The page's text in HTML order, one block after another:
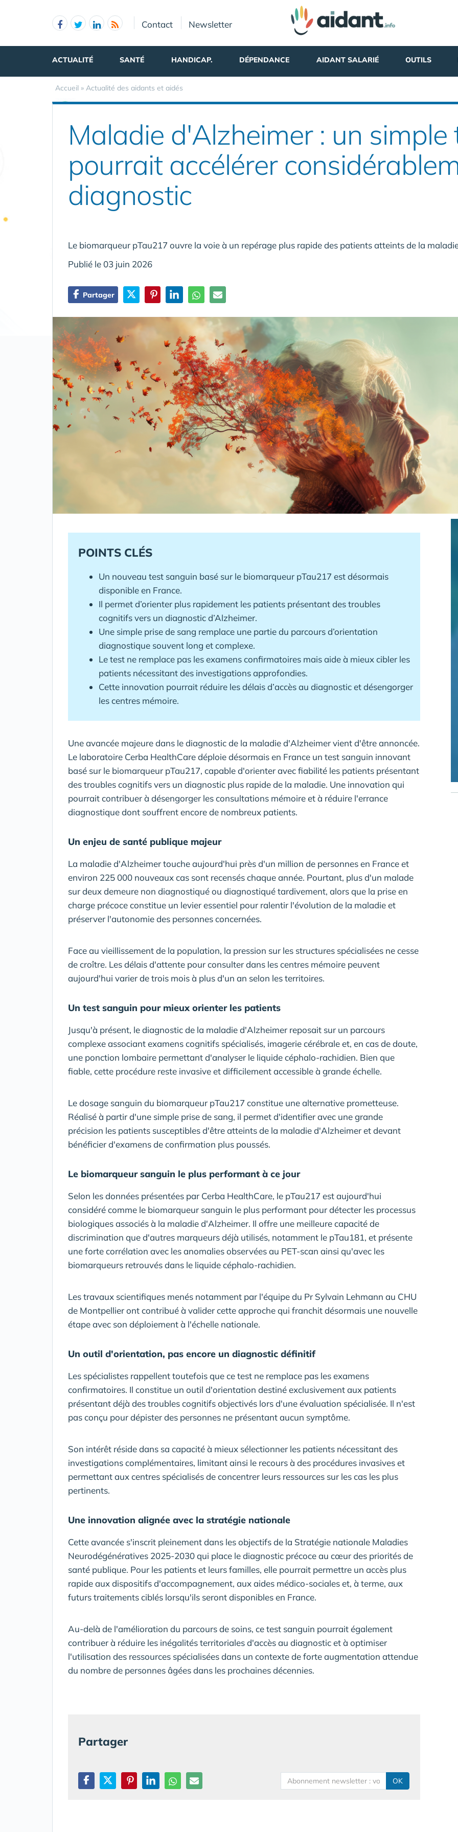
Contact Newsletter
ACTUALITÉ SANTÉ HANDICAP. DÉPENDANCE AIDANT SALARIÉ OUTILS
Accueil » Actualité des aidants et aidés
Maladie d'Alzheimer : un
pourrait accélérer
diagnostic
Le biomarqueur pTau217 ouvre la voie à un repérage plus rapide des patients atteints de la
Publié le 03 juin 2026
Partager
POINTS CLÉS
Un nouveau test sanguin basé sur le biomarqueur pTau217 est désormais
disponible en France.
Il permet d’orienter plus rapidement les patients présentant des troubles
cognitifs vers un diagnostic d’Alzheimer.
Une simple prise de sang remplace une partie du parcours d’orientation
diagnostique souvent long et complexe.
Le test ne remplace pas les examens confirmatoires mais aide à mieux cibler les
patients nécessitant des investigations approfondies.
Cette innovation pourrait réduire les délais d’accès au diagnostic et désengorger
les centres mémoire.
Une avancée majeure dans le diagnostic de la maladie d'Alzheimer vient d'être annoncée.
Le laboratoire Cerba HealthCare déploie désormais en France un test sanguin innovant
basé sur le biomarqueur pTau217, capable d'orienter avec fiabilité les patients présentant
des troubles cognitifs vers un diagnostic plus rapide de la maladie. Une innovation qui
pourrait contribuer à désengorger les consultations mémoire et à réduire l'errance
diagnostique dont souffrent encore de nombreux patients.
Un enjeu de santé publique majeur
La maladie d'Alzheimer touche aujourd'hui près d'un million de personnes en France et
environ 225 000 nouveaux cas sont recensés chaque année. Pourtant, plus d'un malade
sur deux demeure non diagnostiqué ou diagnostiqué tardivement, alors que la prise en
charge précoce constitue un levier essentiel pour ralentir l'évolution de la maladie et
préserver l'autonomie des personnes concernées.
Face au vieillissement de la population, la pression sur les structures spécialisées ne cesse
de croître. Les délais d'attente pour consulter dans les centres mémoire peuvent
aujourd'hui varier de trois mois à plus d'un an selon les territoires.
Un test sanguin pour mieux orienter les patients
Jusqu'à présent, le diagnostic de la maladie d'Alzheimer reposait sur un parcours
complexe associant examens cognitifs spécialisés, imagerie cérébrale et, en cas de doute,
une ponction lombaire permettant d'analyser le liquide céphalo-rachidien. Bien que
fiable, cette procédure reste invasive et difficilement accessible à grande échelle.
Le dosage sanguin du biomarqueur pTau217 constitue une alternative prometteuse.
Réalisé à partir d'une simple prise de sang, il permet d'identifier avec une grande
précision les patients susceptibles d'être atteints de la maladie d'Alzheimer et devant
bénéficier d'examens de confirmation plus poussés.
Le biomarqueur sanguin le plus performant à ce jour
Selon les données présentées par Cerba HealthCare, le pTau217 est aujourd'hui
considéré comme le biomarqueur sanguin le plus performant pour détecter les processus
biologiques associés à la maladie d'Alzheimer. Il offre une meilleure capacité de
discrimination que d'autres marqueurs déjà utilisés, notamment le pTau181, et présente
une forte corrélation avec les anomalies observées au PET-scan ainsi qu'avec les
biomarqueurs retrouvés dans le liquide céphalo-rachidien.
Les travaux scientifiques menés notamment par l'équipe du Pr Sylvain Lehmann au CHU
de Montpellier ont contribué à valider cette approche qui franchit désormais une nouvelle
étape avec son déploiement à l'échelle nationale.
Un outil d'orientation, pas encore un diagnostic définitif
Les spécialistes rappellent toutefois que ce test ne remplace pas les examens
confirmatoires. Il constitue un outil d'orientation destiné exclusivement aux patients
présentant déjà des troubles cognitifs objectivés lors d'une évaluation spécialisée. Il n'est
pas conçu pour dépister des personnes ne présentant aucun symptôme.
Son intérêt réside dans sa capacité à mieux sélectionner les patients nécessitant des
investigations complémentaires, limitant ainsi le recours à des procédures invasives et
permettant aux centres spécialisés de concentrer leurs ressources sur les cas les plus
pertinents.
Une innovation alignée avec la stratégie nationale
Cette avancée s'inscrit pleinement dans les objectifs de la Stratégie nationale Maladies
Neurodégénératives 2025-2030 qui place le diagnostic précoce au cœur des priorités de
santé publique. Pour les patients et leurs familles, elle pourrait permettre un accès plus
rapide aux dispositifs d'accompagnement, aux aides médico-sociales et, à terme, aux
futurs traitements ciblés lorsqu'ils seront disponibles en France.
Au-delà de l'amélioration du parcours de soins, ce test sanguin pourrait également
contribuer à réduire les inégalités territoriales d'accès au diagnostic et à optimiser
l'utilisation des ressources spécialisées dans un contexte de forte augmentation attendue
du nombre de personnes âgées dans les prochaines décennies.
Partager
OK